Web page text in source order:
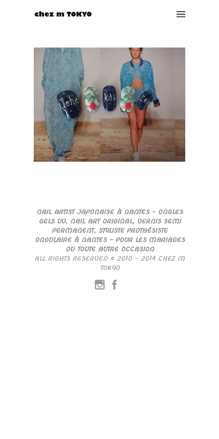
NAIL ARTIST JAPONAISE À NANTES – ONGLES
GELS UV, NAIL ART ORIGINAL, VERNIS SEMI
PERMANENT, STYLISTE PROTHÉSISTE
ONGULAIRE À NANTES – POUR LES MARIAGES
OU TOUTE AUTRE OCCASION
ALL RIGHTS RESERVED © 2010 – 2014 CHEZ M
TOKYO